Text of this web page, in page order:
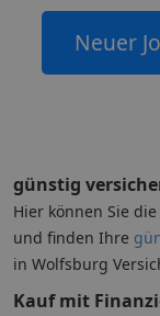
Neuer
günstig
Hier können Sie
und finden Ihre
in Wolfsburg
Kauf mit